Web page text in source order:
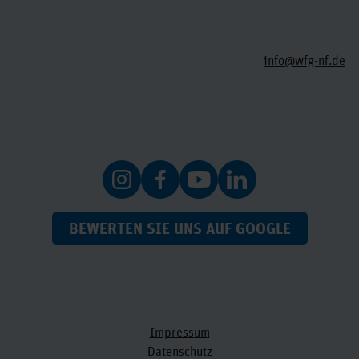
info@wfg-nf.de
BEWERTEN SIE UNS AUF GOOGLE
Impressum
Datenschutz